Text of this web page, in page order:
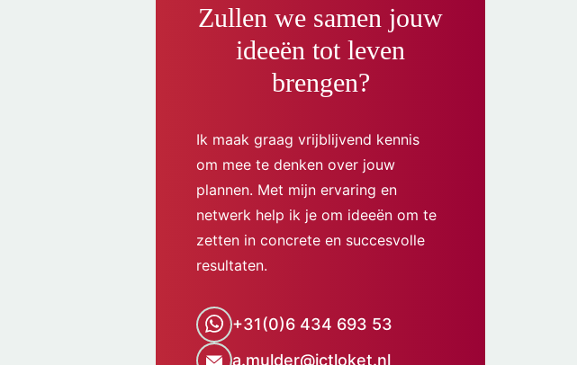
Zullen we samen jouw
ideeën tot leven
brengen?
Ik maak graag vrijblijvend kennis
om mee te denken over jouw
plannen. Met mijn ervaring en
netwerk help ik je om ideeën om te
zetten in concrete en succesvolle
resultaten.
+31(0)6 434 693 53
a.mulder@ictloket.nl